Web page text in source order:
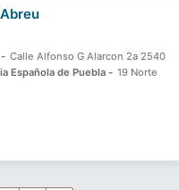
Calle Alfonso G Alarcon 2a 2540
Española de Puebla - 19 Norte